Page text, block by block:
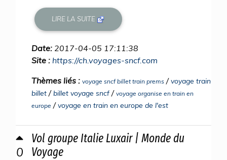
LIRE LA SUITE
Date: 2017-04-05 17:11:38
Site : https://ch.voyages-sncf.com
Thèmes liés : voyage sncf billet train prems /voyage train
billet / billet voyage sncf / voyage organise en train en
europe /voyage en train en europe de l'est
0
Vol groupe Italie Luxair | Monde du
Voyage